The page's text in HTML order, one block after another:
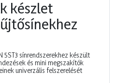
készlet
5ST3 sínrendszerekhez készült
és mini megszakítók
univerzális felszerelését